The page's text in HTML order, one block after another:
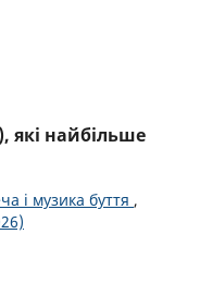
які найбільше
і музика буття ,